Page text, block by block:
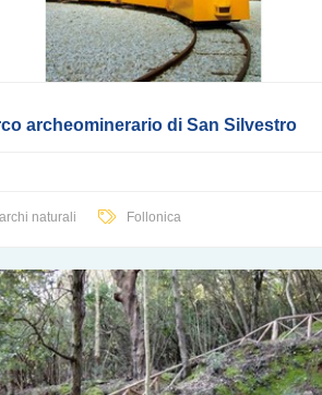
archeominerario di San Silvestro
naturali Follonica